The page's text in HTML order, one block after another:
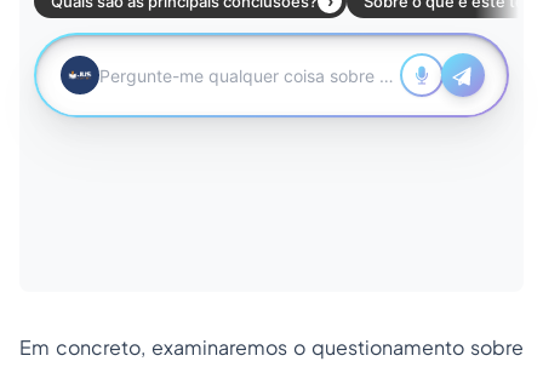
Em concreto, examinaremos o questionamento sobre